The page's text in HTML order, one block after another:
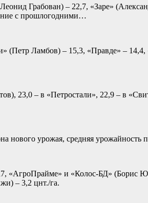
Грабован) – 22,7, «Заре»
с прошлогодними…
Ламбов) – 15,3, «Правде» –
23,0 – в «Петростали», 22,9 – в
нового урожая, средняя урожайность
«АгроПрайме» и «Колос-БД» (Борис
– 3,2 цнт./га.